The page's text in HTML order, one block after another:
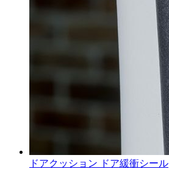
ドアクッション ドア緩衝シール